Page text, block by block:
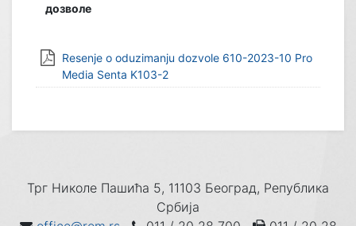
дозволе
Resenje o oduzimanju dozvole 610-2023-10 Pro
Media Senta K103-2
Трг Николе Пашића 5, 11103 Београд, Република
Србија